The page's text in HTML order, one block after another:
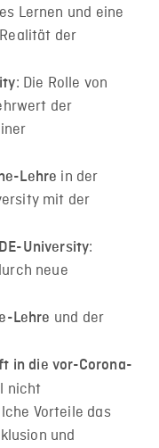
Lernen und eine
der
: Die Rolle von
der
Lehre in der
mit der
University:
neue
Lehre und der
in die vor-Corona-
nicht
Vorteile das
und